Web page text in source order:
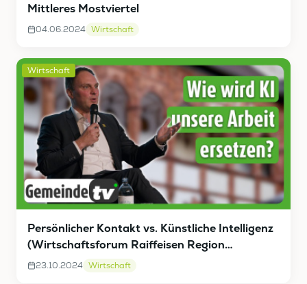
Mittleres Mostviertel
04.06.2024 Wirtschaft
Wirtschaft
Persönlicher Kontakt vs. Künstliche Intelligenz
(Wirtschaftsforum Raiffeisen Region
Schallaburg)
23.10.2024 Wirtschaft